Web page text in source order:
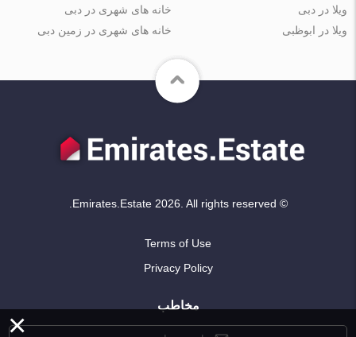
ویلا در دبی
ویلا در ابوظبی
خانه های شهری در دبی
خانه های شهری در زمین دبی
© Emirates.Estate 2026. All rights reserved.
Terms of Use
Privacy Policy
مخاطب
×